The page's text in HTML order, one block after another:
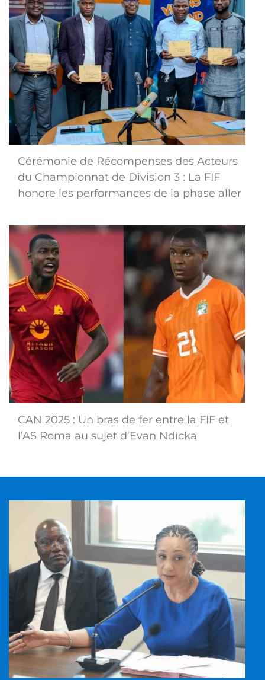
Cérémonie de Récompenses des Acteurs
du Championnat de Division 3 : La FIF
honore les performances de la phase aller
CAN 2025 : Un bras de fer entre la FIF et
l’AS Roma au sujet d’Evan Ndicka